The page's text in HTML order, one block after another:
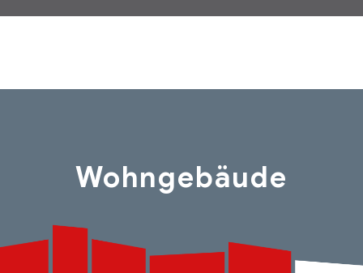
Wohngebäude